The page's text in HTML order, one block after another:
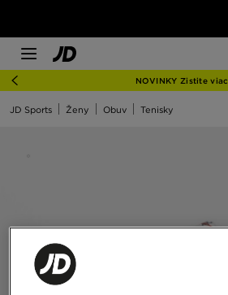
NOVINKY Zistite viac
JD Sports Ženy Obuv Tenisky